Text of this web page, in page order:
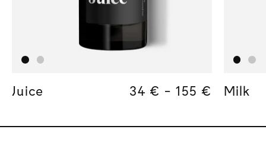
Juice Regular price
34 € - 155 €
Regular
155€
Regular
34€ Milk